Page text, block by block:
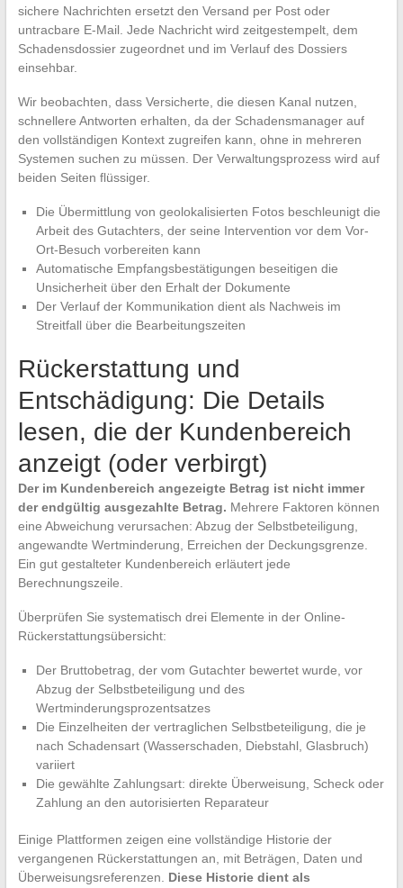
sichere Nachrichten ersetzt den Versand per Post oder
untracbare E-Mail. Jede Nachricht wird zeitgestempelt, dem
Schadensdossier zugeordnet und im Verlauf des Dossiers
einsehbar.
Wir beobachten, dass Versicherte, die diesen Kanal nutzen,
schnellere Antworten erhalten, da der Schadensmanager auf
den vollständigen Kontext zugreifen kann, ohne in mehreren
Systemen suchen zu müssen. Der Verwaltungsprozess wird auf
beiden Seiten flüssiger.
Die Übermittlung von geolokalisierten Fotos beschleunigt die
Arbeit des Gutachters, der seine Intervention vor dem Vor-
Ort-Besuch vorbereiten kann
Automatische Empfangsbestätigungen beseitigen die
Unsicherheit über den Erhalt der Dokumente
Der Verlauf der Kommunikation dient als Nachweis im
Streitfall über die Bearbeitungszeiten
Rückerstattung und
Entschädigung: Die Details
lesen, die der Kundenbereich
anzeigt (oder verbirgt)
Der im Kundenbereich angezeigte Betrag ist nicht immer
der endgültig ausgezahlte Betrag. Mehrere Faktoren können
eine Abweichung verursachen: Abzug der Selbstbeteiligung,
angewandte Wertminderung, Erreichen der Deckungsgrenze.
Ein gut gestalteter Kundenbereich erläutert jede
Berechnungszeile.
Überprüfen Sie systematisch drei Elemente in der Online-
Rückerstattungsübersicht:
Der Bruttobetrag, der vom Gutachter bewertet wurde, vor
Abzug der Selbstbeteiligung und des
Wertminderungsprozentsatzes
Die Einzelheiten der vertraglichen Selbstbeteiligung, die je
nach Schadensart (Wasserschaden, Diebstahl, Glasbruch)
variiert
Die gewählte Zahlungsart: direkte Überweisung, Scheck oder
Zahlung an den autorisierten Reparateur
Einige Plattformen zeigen eine vollständige Historie der
vergangenen Rückerstattungen an, mit Beträgen, Daten und
Überweisungsreferenzen. Diese Historie dient als